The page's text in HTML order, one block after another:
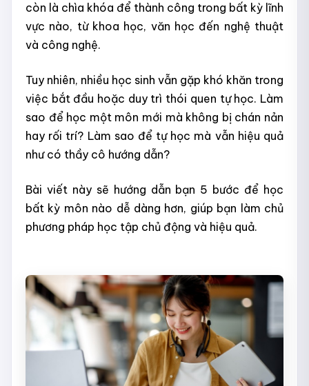
còn là chìa khóa để thành công trong bất kỳ lĩnh
vực nào, từ khoa học, văn học đến nghệ thuật
và công nghệ.
Tuy nhiên, nhiều học sinh vẫn gặp khó khăn trong
việc bắt đầu hoặc duy trì thói quen tự học. Làm
sao để học một môn mới mà không bị chán nản
hay rối trí? Làm sao để tự học mà vẫn hiệu quả
như có thầy cô hướng dẫn?
Bài viết này sẽ hướng dẫn bạn 5 bước để học
bất kỳ môn nào dễ dàng hơn, giúp bạn làm chủ
phương pháp học tập chủ động và hiệu quả.